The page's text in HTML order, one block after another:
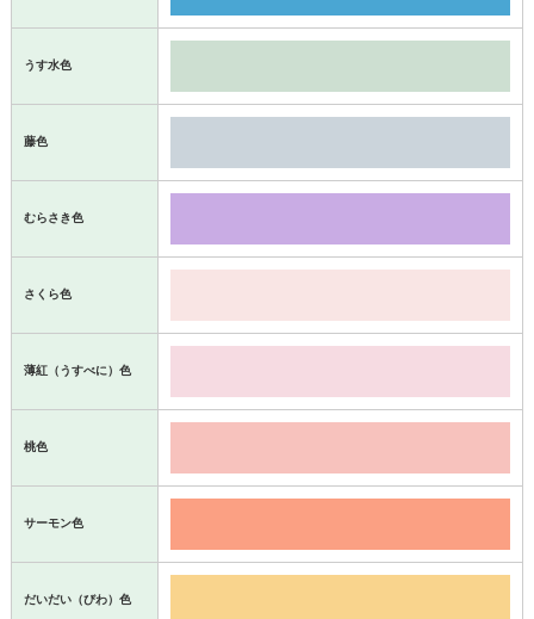
うす水色
藤色
むらさき色
さくら色
薄紅（うすべに）色
桃色
サーモン色
だいだい（びわ）色